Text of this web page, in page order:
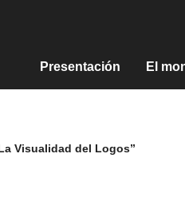
Presentación El
Visualidad del Logos”